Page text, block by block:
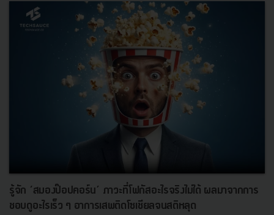
รู้จัก ‘สมองป๊อปคอร์น’ ภาวะที่โฟกัสอะไรจริงไม่ได้ ผลมาจากการ
ชอบดูอะไรเร็ว ๆ อาการเสพติดโซเชียลจนสติหลุด